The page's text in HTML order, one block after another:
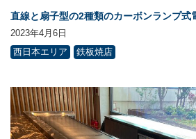
直線と扇子型の2種類のカーボンランプ式
2023年4月6日
西日本エリア
鉄板焼店